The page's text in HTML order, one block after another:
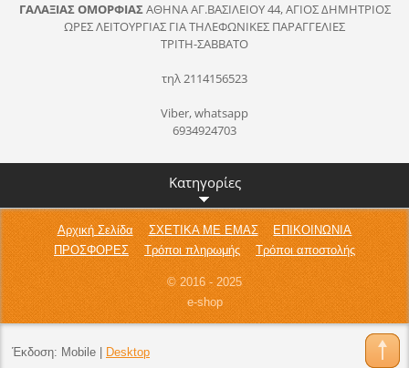
ΓΑΛΑΞΙΑΣ ΟΜΟΡΦΙΑΣΑΘΗΝΑΑΓ.ΒΑΣΙΛΕΙΟΥ 44, ΑΓΙΟΣ ΔΗΜΗΤΡΙΟΣ
ΩΡΕΣ ΛΕΙΤΟΥΡΓΙΑΣ ΓΙΑ ΤΗΛΕΦΩΝΙΚΕΣ ΠΑΡΑΓΓΕΛΙΕΣ
ΤΡΙΤΗ-ΣΑΒΒΑΤΟ
τηλ 2114156523
Viber, whatsapp
6934924703
Κατηγορίες
Αρχική Σελίδα ΣΧΕΤΙΚΑ ΜΕ ΕΜΑΣ
ΕΠΙΚΟΙΝΩΝΙΑ
ΠΡΟΣΦΟΡΕΣ
Τρόποι πληρωμής Τρόποι αποστολής
© 2016 - 2025
e-shop
Έκδοση: Mobile| Desktop